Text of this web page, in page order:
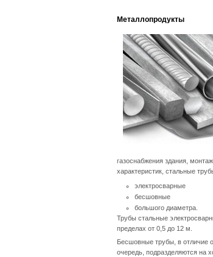
Металлопродукты
газоснабжения здания,
характеристик, стальные
электросварные
бесшовные
большого диаметра.
Трубы стальные
пределах от 0,5 до 12 м.
Бесшовные трубы, в отличие
очередь, подразделяются на